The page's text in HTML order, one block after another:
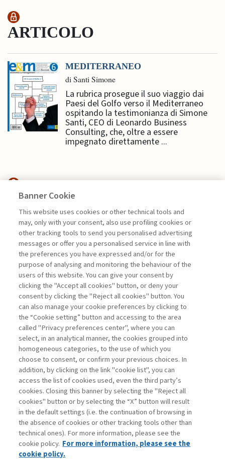
ARTICOLO
MEDITERRANEO
di Santi Simone
La rubrica prosegue il suo viaggio dai
Paesi del Golfo verso il Mediterraneo
ospitando la testimonianza di Simone
Santi, CEO di Leonardo Business
Consulting, che, oltre a essere
impegnato direttamente ...
ECONOMIA & MERCATI
SANZIONI OCCIDENTALI E
RESILIENZA DELLA ...
di Gianmarco Ottaviano
La consultazione dei libri è riservata esclusivamente
agli abbonati Premium
Legenda: Accedi Per registrati Per abbonati
Contatti
Abbonamenti
Archivio rubriche
Privacy
Banner Cookie
This website uses cookies or other technical tools and
may, only with your consent, also use profiling cookies or
other tracking tools to send you personalised advertising
messages or offer you a personalised service in line with
the preferences you have expressed and/or for the
purpose of analysing and monitoring the behaviour of the
users of this website. You can give your consent by
clicking the "Accept all cookies" button, or deny your
consent by clicking the "Reject all cookies" button. You
can also manage your cookie preferences by clicking to
the “Cookie setting” button and accessing to the area
called "Privacy preferences center", where you can
select, in an analytical manner, the cookies grouped into
homogeneous categories, to the use of which you
choose to consent, or confirm your previous choices. In
addition, by clicking on the link "cookie list", you can
access the list of cookies used, even the third party’s
cookies. Closing this banner by selecting the "Reject all
cookies" button or by selecting the “X” button will result
in the default settings (i.e. the continuation of browsing in
the absence of cookies or other tracking tools other than
technical ones). For more information, please see the
cookie policy. For more information, please see the
cookie policy.